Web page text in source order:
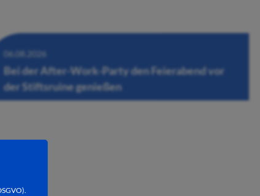
06.08.2026
Bei der After-Work-Party den Feierabend vor
der Stiftsruine genießen